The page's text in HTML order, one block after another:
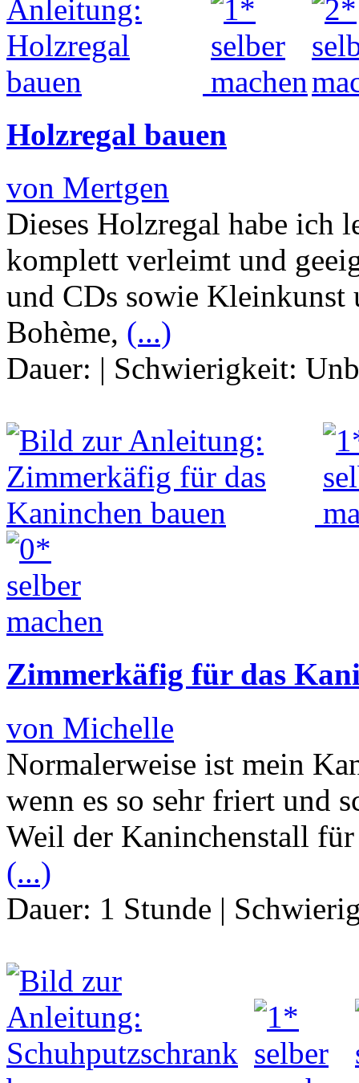
Holzregal bauen
von Mertgen
Dieses Holzregal habe ich
komplett verleimt und
und CDs sowie
Bohème, (...)
Dauer: | Schwierigkeit:
Zimmerkäfig für das
von Michelle
Normalerweise ist mein
wenn es so sehr friert und
Weil der Kaninchenstall
(...)
Dauer: 1 Stunde |